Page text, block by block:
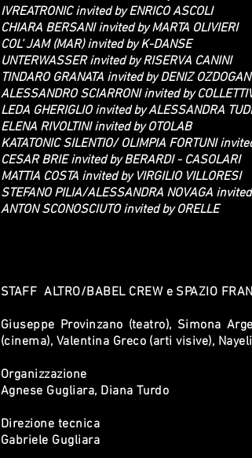
IVREATRONIC invited by ENRICO ASCOLI
CHIARA BERSANI invited by MARTA OLIVIERI
COL’ JAM (MAR) invited by K-DANSE
UNTERWASSER invited by RISERVA CANINI
TINDARO GRANATA invited by DENIZ OZDOGAN
ALESSANDRO SCIARRONI invited by
LEDA GHERIGLIO invited by ALESSANDRA
ELENA RIVOLTINI invited by OTOLAB
KATATONIC SILENTIO/ OLIMPIA FORTUNI
CESAR BRIE invited by BERARDI - CASOLARI
MATTIA COSTA invited by VIRGILIO VILLORESI
STEFANO PILIA/ALESSANDRA NOVAGA
ANTON SCONOSCIUTO invited by ORELLE
STAFF ALTRO/BABEL CREW e SPAZIO
Giuseppe Provinzano (teatro), Simona
(cinema), Valentina Greco (arti visive),
Organizzazione
Agnese Gugliara, Diana Turdo
Direzione tecnica
Gabriele Gugliara